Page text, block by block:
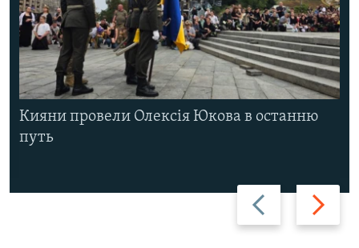
Назад Вперед
Кияни провели Олексія Юкова в останню
путь